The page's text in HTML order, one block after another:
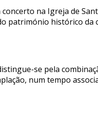
na Igreja de
património histórico da
se pela
num tempo